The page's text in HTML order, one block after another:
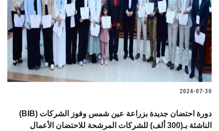
2024-07-30
(BIB) دورة احتضان جديدة بزراعة عين شمس وفوز الشركات
الناشئة بـ(300 ألف) للشركات المرشحة للاحتضان الأعمال